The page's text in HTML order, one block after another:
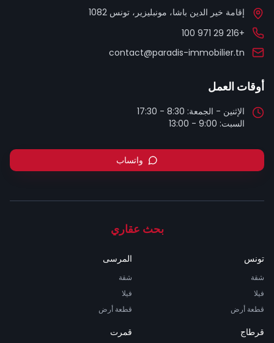
إقامة خير الدين باشا، مونبليزير، تونس 1082
+216 29 971 100
contact@paradis-immobilier.tn
أوقات العمل
السبت: 9:00 - 13:00
واتساب
بحث عقاري
تونس
شقة
فيلا
قطعة أرض
المرسى
شقة
فيلا
قطعة أرض
قرطاج قمرت